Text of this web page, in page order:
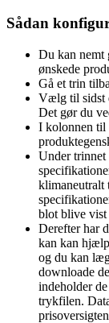
Sådan
Du kan nemt
ønskede
Gå et trin
Vælg til sidst
Det gør du
I kolonnen til
Under
klimaneutralt
blot blive vist
Derefter har
kan kan
og du kan
downloade
indeholder
trykfilen.